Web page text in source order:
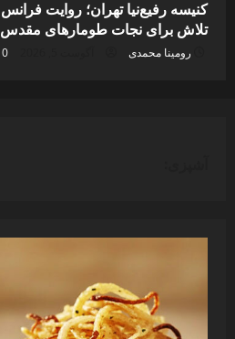
تلاش برای نجات طومارهای مقدس
رومینا محمدی 0